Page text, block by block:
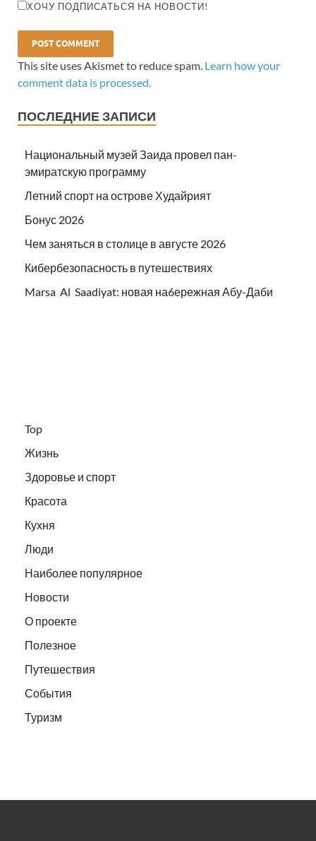
ХОЧУ ПОДПИСАТЬСЯ НА НОВОСТИ!
This site uses Akismet to reduce spam. Learn how your
comment data is processed.
ПОСЛЕДНИЕ ЗАПИСИ
Национальный музей Заида провел пан-
эмиратскую программу
Летний спорт на острове Худайрият
Бонус 2026
Чем заняться в столице в августе 2026
Кибербезопасность в путешествиях
Marsa Al Saadiyat: новая на6ережная Абу-Даби
Top
Жизнь
Здоровье и спорт
Красота
Кухня
Люди
Наиболее популярное
Новости
О проекте
Полезное
Путешествия
События
Туризм